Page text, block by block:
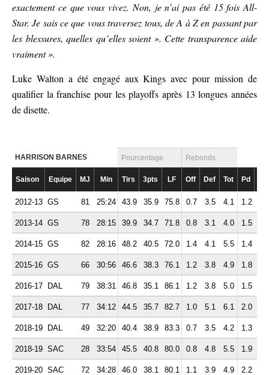
exactement ce que vous vivez. Non, je n’ai pas été 15 fois All-
Star. Je sais ce que vous traversez tous, de A à Z en passant par
les blessures, quelles qu’elles soient ». Cette transparence aide
vraiment ».
Luke Walton a été engagé aux Kings avec pour mission de
qualifier la franchise pour les playoffs après 13 longues années
de disette.
HARRISON BARNES Pourcentage Rebonds
Saison Equipe MJ Min Tirs 3pts LF Off Def Tot Pd
2012-13 GS 81 25:24 43.9 35.9 75.8 0.7 3.5 4.1 1.2
2013-14 GS 78 28:15 39.9 34.7 71.8 0.8 3.1 4.0 1.5
2014-15 GS 82 28:16 48.2 40.5 72.0 1.4 4.1 5.5 1.4
2015-16 GS 66 30:56 46.6 38.3 76.1 1.2 3.8 4.9 1.8
2016-17 DAL 79 38:31 46.8 35.1 86.1 1.2 3.8 5.0 1.5
2017-18 DAL 77 34:12 44.5 35.7 82.7 1.0 5.1 6.1 2.0
2018-19 DAL 49 32:20 40.4 38.9 83.3 0.7 3.5 4.2 1.3
2018-19 SAC 28 33:54 45.5 40.8 80.0 0.8 4.8 5.5 1.9
2019-20 SAC 72 34:28 46.0 38.1 80.1 1.1 3.9 4.9 2.2